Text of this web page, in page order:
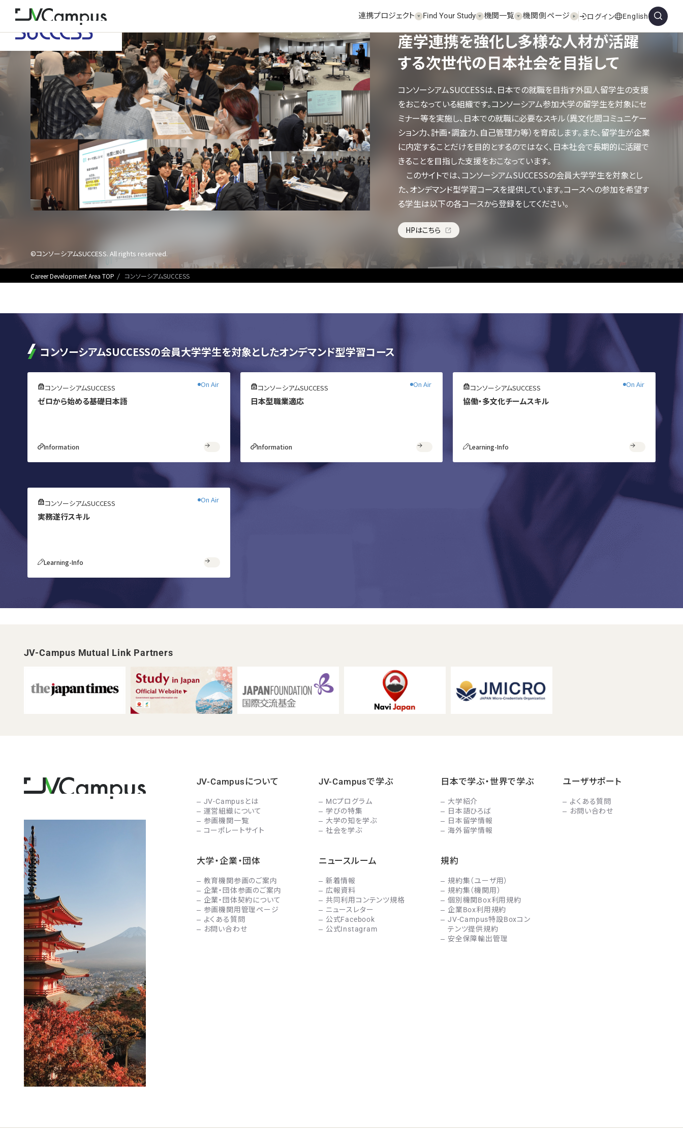
連携プロジェクト Find Your Study 機関一覧 機関側ページ ログイン English
産学連携を強化し多様な人材が活躍
する次世代の日本社会を目指して
コンソーシアムSUCCESSは、日本での就職を目指す外国人留学生の支援
をおこなっている組織です。コンソーシアム参加大学の留学生を対象にセ
ミナー等を実施し、日本での就職に必要なスキル（異文化間コミュニケー
ション力、計画・調査力、自己管理力等）を育成します。また、留学生が企業
に内定することだけを目的とするのではなく、日本社会で長期的に活躍で
きることを目指した支援をおこなっています。
このサイトでは、コンソーシアムSUCCESSの会員大学学生を対象とし
た、オンデマンド型学習コースを提供しています。コースへの参加を希望す
る学生は以下の各コースから登録をしてください。
HPはこちら
©コンソーシアムSUCCESS. All rights reserved.
Career Development Area TOP コンソーシアムSUCCESS
コンソーシアムSUCCESSの会員大学学生を対象としたオンデマンド型学習コース
On Air
無料
コンソーシアムSUCCESS
ゼロから始める基礎日本語
Information
On Air
コンソーシアムSUCCESS
日本型職業適応
Information
On Air
無料
コンソーシアムSUCCESS
協働・多文化チームスキル
Learning-Info
On Air
無料
コンソーシアムSUCCESS
実務遂行スキル
Learning-Info
JV-Campus Mutual Link Partners
JV-Campusについて
JV-Campusとは
運営組織について
参画機関一覧
コーポレートサイト
JV-Campusで学ぶ
MCプログラム
学びの特集
大学の知を学ぶ
社会を学ぶ
日本で学ぶ・世界で学ぶ
大学紹介
日本語ひろば
日本留学情報
海外留学情報
ユーザサポート
よくある質問
お問い合わせ
大学・企業・団体
教育機関参画のご案内
企業・団体参画のご案内
企業・団体契約について
参画機関用管理ページ
よくある質問
お問い合わせ
ニュースルーム
新着情報
広報資料
共同利用コンテンツ規格
ニュースレター
公式Facebook
公式Instagram
規約
規約集（ユーザ用）
規約集（機関用）
個別機関Box利用規約
企業Box利用規約
JV-Campus特設Boxコン
テンツ提供規約
安全保障輸出管理